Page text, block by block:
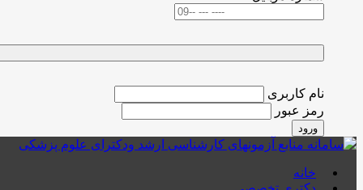
نام کاربری
رمز عبور
ورود
خانه